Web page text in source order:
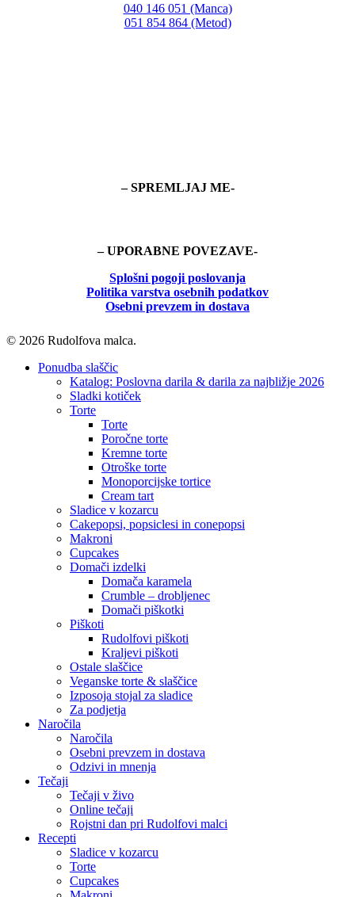
040 146 051 (Manca)
051 854 864 (Metod)
– SPREMLJAJ ME-
– UPORABNE POVEZAVE-
Splošni pogoji poslovanja
Politika varstva osebnih podatkov
Osebni prevzem in dostava
© 2026 Rudolfova malca.
Close
Ponudba slaščic
Katalog: Poslovna darila & darila za najbližje 2026
Sladki kotiček
Torte
Torte
Poročne torte
Kremne torte
Otroške torte
Monoporcijske tortice
Cream tart
Sladice v kozarcu
Cakepopsi, popsiclesi in conepopsi
Makroni
Cupcakes
Domači izdelki
Domača karamela
Crumble – drobljenec
Domači piškotki
Piškoti
Rudolfovi piškoti
Kraljevi piškoti
Ostale slaščice
Veganske torte & slaščice
Izposoja stojal za sladice
Za podjetja
Naročila
Naročila
Osebni prevzem in dostava
Odzivi in mnenja
Tečaji
Tečaji v živo
Online tečaji
Rojstni dan pri Rudolfovi malci
Recepti
Sladice v kozarcu
Torte
Cupcakes